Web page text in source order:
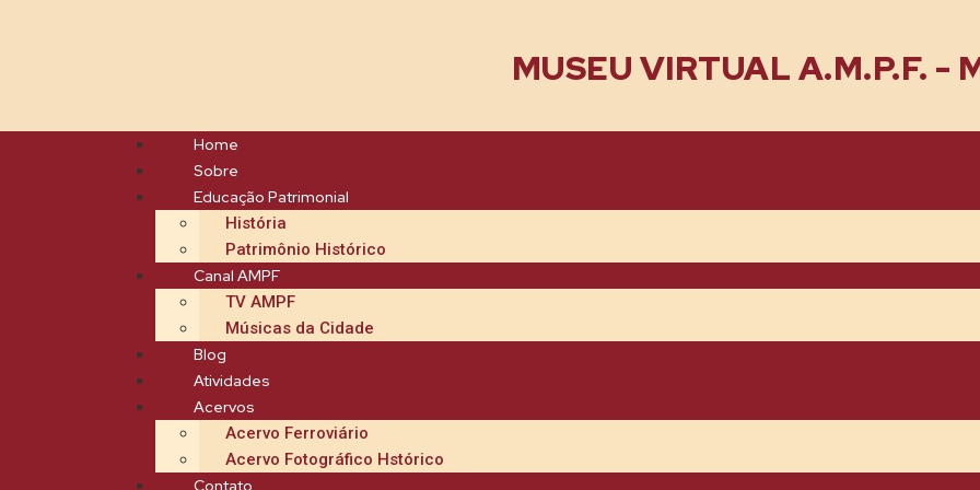
MUSEU VIRTUAL A.M.P.F. -
Home
Sobre
Educação Patrimonial
História
Patrimônio Histórico
Canal AMPF
TV AMPF
Músicas da Cidade
Blog
Atividades
Acervos
Acervo Ferroviário
Acervo Fotográfico Hstórico
Contato